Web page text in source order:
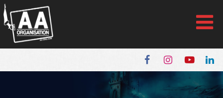
Panneau de gestion des cookies